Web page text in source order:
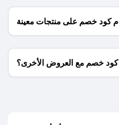
كود خصم على منتجات معينة
فقط؟
خصم مع العروض الأخرى؟